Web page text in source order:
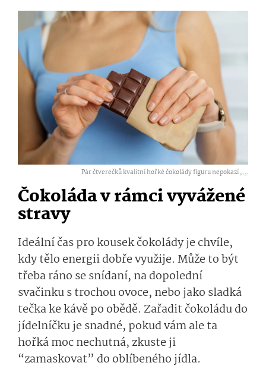
Pár čtverečků kvalitní hořké čokolády figuru nepokazí ,...
Čokoláda v rámci vyvážené
stravy
Ideální čas pro kousek čokolády je chvíle,
kdy tělo energii dobře využije. Může to být
třeba ráno se snídaní, na dopolední
svačinku s trochou ovoce, nebo jako sladká
tečka ke kávě po obědě. Zařadit čokoládu do
jídelníčku je snadné, pokud vám ale ta
hořká moc nechutná, zkuste ji
“zamaskovat” do oblíbeného jídla.